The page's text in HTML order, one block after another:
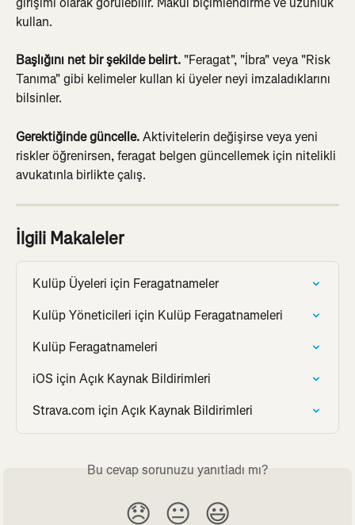
kullan.
Başlığını net bir şekilde belirt. "Feragat", "İbra" veya "Risk
Tanıma" gibi kelimeler kullan ki üyeler neyi imzaladıklarını
bilsinler.
Gerektiğinde güncelle. Aktivitelerin değişirse veya yeni
riskler öğrenirsen, feragat belgen güncellemek için nitelikli
avukatınla birlikte çalış.
İlgili Makaleler
Kulüp Üyeleri için Feragatnameler
Kulüp Yöneticileri için Kulüp Feragatnameleri
Kulüp Feragatnameleri
iOS için Açık Kaynak Bildirimleri
Strava.com için Açık Kaynak Bildirimleri
Bu cevap sorunuzu yanıtladı mı?
😞 😐 😃